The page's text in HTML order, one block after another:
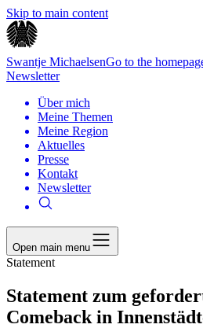
Skip to main content
Swantje MichaelsenGo to the
Newsletter
Über mich
Meine Themen
Meine Region
Aktuelles
Presse
Kontakt
Newsletter
Open main menu
Statement
Statement zum
Comeback in